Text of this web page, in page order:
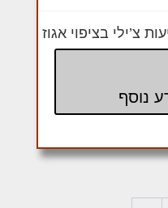
צ’ילי בציפוי אגוז
נוסף